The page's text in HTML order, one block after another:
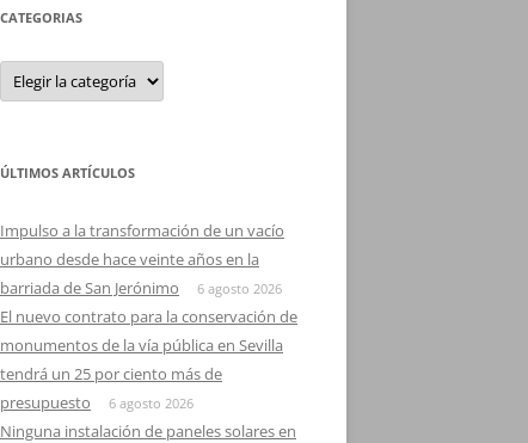
CATEGORIAS
Categorias
ÚLTIMOS ARTÍCULOS
Impulso a la transformación de un vacío
urbano desde hace veinte años en la
barriada de San Jerónimo
6 agosto 2026
El nuevo contrato para la conservación de
monumentos de la vía pública en Sevilla
tendrá un 25 por ciento más de
presupuesto
6 agosto 2026
Ninguna instalación de paneles solares en